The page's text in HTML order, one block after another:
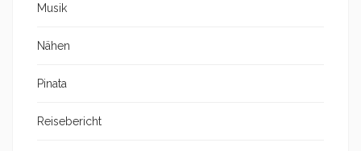
Musik
Nähen
Pinata
Reisebericht